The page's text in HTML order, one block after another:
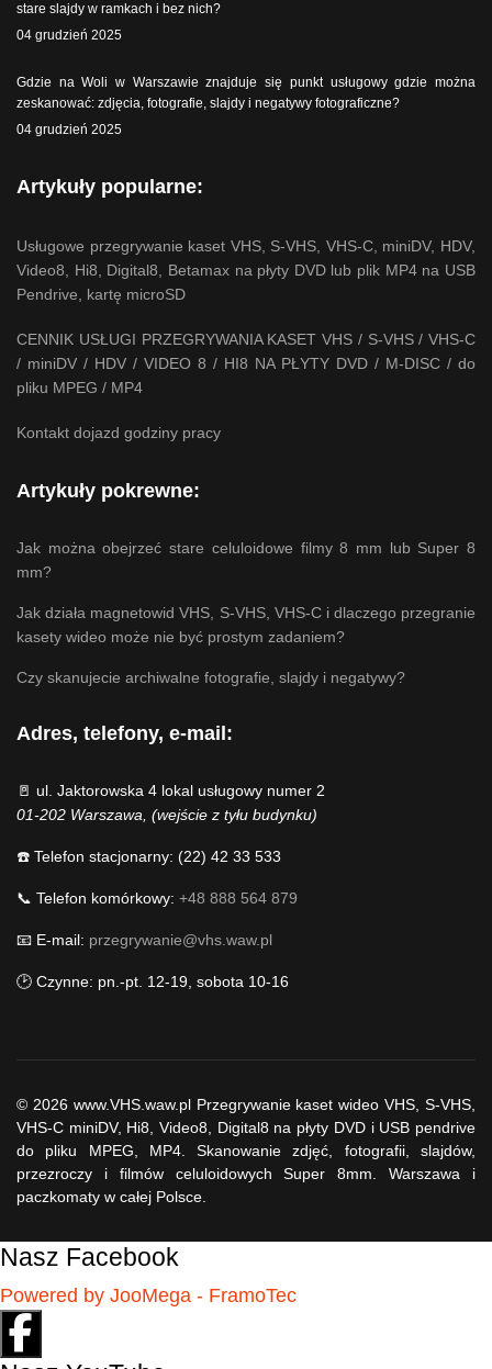
stare slajdy w ramkach i bez nich?
04 grudzień 2025
Gdzie na Woli w Warszawie znajduje się punkt usługowy gdzie można
zeskanować: zdjęcia, fotografie, slajdy i negatywy fotograficzne?
04 grudzień 2025
Artykuły popularne:
Usługowe przegrywanie kaset VHS, S-VHS, VHS-C, miniDV, HDV,
Video8, Hi8, Digital8, Betamax na płyty DVD lub plik MP4 na USB
Pendrive, kartę microSD
CENNIK USŁUGI PRZEGRYWANIA KASET VHS / S-VHS / VHS-C
/ miniDV / HDV / VIDEO 8 / HI8 NA PŁYTY DVD / M-DISC / do
pliku MPEG / MP4
Kontakt dojazd godziny pracy
Artykuły pokrewne:
Jak można obejrzeć stare celuloidowe filmy 8 mm lub Super 8
mm?
Jak działa magnetowid VHS, S-VHS, VHS-C i dlaczego przegranie
kasety wideo może nie być prostym zadaniem?
Czy skanujecie archiwalne fotografie, slajdy i negatywy?
Adres, telefony, e-mail:
🚪 ul. Jaktorowska 4 lokal usługowy numer 2
01-202 Warszawa, (wejście z tyłu budynku)
☎️ Telefon stacjonarny: (22) 42 33 533
📞 Telefon komórkowy: +48 888 564 879
📧 E-mail: przegrywanie@vhs.waw.pl
🕑 Czynne: pn.-pt. 12-19, sobota 10-16
© 2026 www.VHS.waw.pl Przegrywanie kaset wideo VHS, S-VHS,
VHS-C miniDV, Hi8, Video8, Digital8 na płyty DVD i USB pendrive
do pliku MPEG, MP4. Skanowanie zdjęć, fotografii, slajdów,
przezroczy i filmów celuloidowych Super 8mm. Warszawa i
paczkomaty w całej Polsce.
Nasz Facebook
Powered by JooMega - FramoTec